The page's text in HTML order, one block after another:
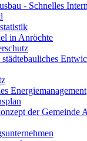
- Schnelles
in Anröchte
städtebauliches
Energiemanagement
der Gemeinde